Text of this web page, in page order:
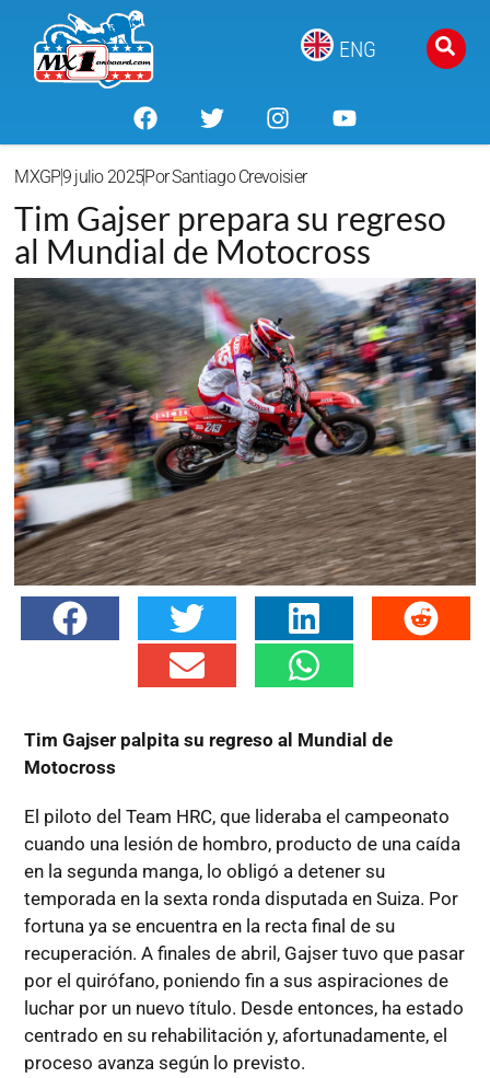
ENG
MXGP9 julio 2025PorSantiago Crevoisier
Tim Gajser prepara su regreso
al Mundial de Motocross
Tim Gajser palpita su regreso al Mundial de
Motocross
El piloto del Team HRC, que lideraba el campeonato
cuando una lesión de hombro, producto de una caída
en la segunda manga, lo obligó a detener su
temporada en la sexta ronda disputada en Suiza. Por
fortuna ya se encuentra en la recta final de su
recuperación. A finales de abril, Gajser tuvo que pasar
por el quirófano, poniendo fin a sus aspiraciones de
luchar por un nuevo título. Desde entonces, ha estado
centrado en su rehabilitación y, afortunadamente, el
proceso avanza según lo previsto.